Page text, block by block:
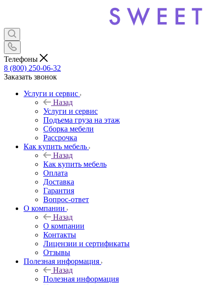
Телефоны
8 (800) 250-06-32
Заказать звонок
Услуги и сервис
Назад
Услуги и сервис
Подъема груза на этаж
Сборка мебели
Рассрочка
Как купить мебель
Назад
Как купить мебель
Оплата
Доставка
Гарантия
Вопрос-ответ
О компании
Назад
О компании
Контакты
Лицензии и сертификаты
Отзывы
Полезная информация
Назад
Полезная информация